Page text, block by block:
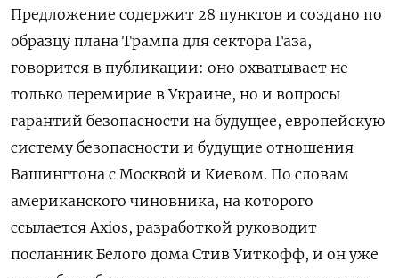
Предложение содержит 28 пунктов и создано по
образцу плана Трампа для сектора Газа,
говорится в публикации: оно охватывает не
только перемирие в Украине, но и вопросы
гарантий безопасности на будущее, европейскую
систему безопасности и будущие отношения
Вашингтона с Москвой и Киевом. По словам
американского чиновника, на которого
ссылается Axios, разработкой руководит
посланник Белого дома Стив Уиткофф, и он уже